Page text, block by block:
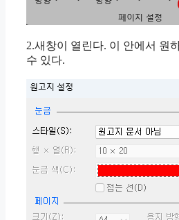
2.새창이 열린다. 이 안에서 원
수 있다.